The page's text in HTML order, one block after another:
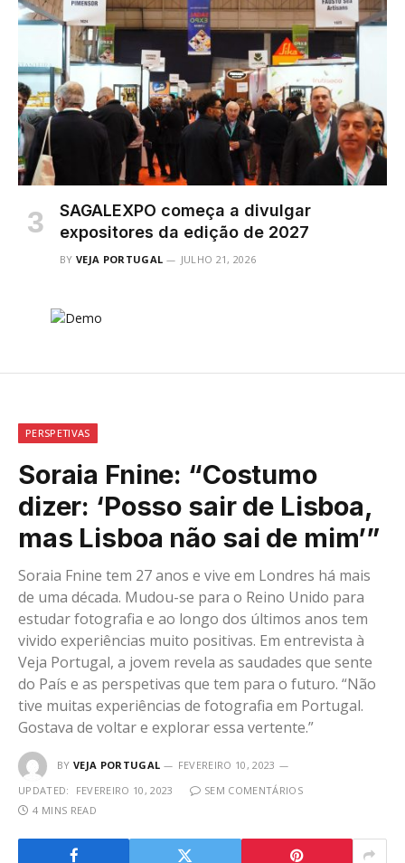
SAGALEXPO começa a divulgar
expositores da edição de 2027
BY VEJA PORTUGAL JULHO 21, 2026
PERSPETIVAS
Soraia Fnine: “Costumo
dizer: ‘Posso sair de Lisboa,
mas Lisboa não sai de mim’”
Soraia Fnine tem 27 anos e vive em Londres há mais
de uma década. Mudou-se para o Reino Unido para
estudar fotografia e ao longo dos últimos anos tem
vivido experiências muito positivas. Em entrevista à
Veja Portugal, a jovem revela as saudades que sente
do País e as perspetivas que tem para o futuro. “Não
tive muitas experiências de fotografia em Portugal.
Gostava de voltar e explorar essa vertente.”
BY VEJA PORTUGAL
FEVEREIRO 10, 2023
UPDATED:
FEVEREIRO 10, 2023
SEM COMENTÁRIOS
4 MINS READ